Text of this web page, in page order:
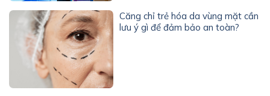
Căng chỉ trẻ hóa da vùng mặt cần
lưu ý gì để đảm bảo an toàn?